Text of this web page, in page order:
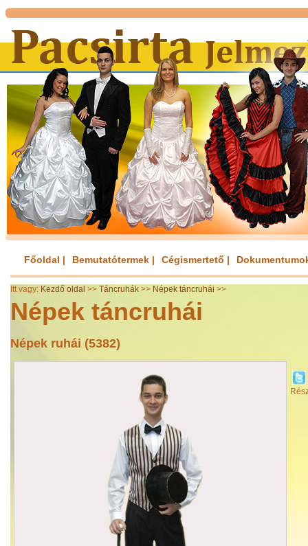
Főoldal | Bemutatótermek | Cégismertető |
Itt vagy: Kezdő oldal >> Táncruhák >> Népek táncruhái >>
Népek táncruhái
Népek ruhái (5382)